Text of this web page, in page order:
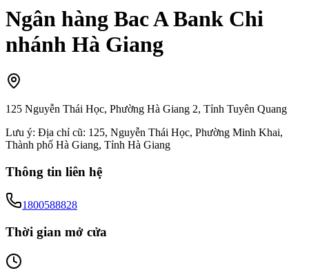
Ngân hàng Bac A Bank Chi
nhánh Hà Giang
125 Nguyễn Thái Học, Phường Hà Giang 2, Tỉnh Tuyên Quang
Lưu ý: Địa chỉ cũ: 125, Nguyễn Thái Học, Phường Minh Khai,
Thành phố Hà Giang, Tỉnh Hà Giang
Thông tin liên hệ
1800588828
Thời gian mở cửa